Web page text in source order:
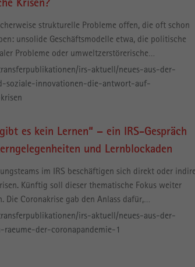
strukturelle Probleme offen, die oft schon
unsolide Geschäftsmodelle etwa, die politische
Probleme oder umweltzerstörerische…
irs-aktuell/neues-aus-der-
soziale-innovationen-die-antwort-auf-
es kein Lernen“ – ein IRS-Gespräch
und Lernblockaden
im IRS beschäftigen sich direkt oder
Künftig soll dieser thematische Fokus weiter
Die Coronakrise gab den Anlass dafür,…
irs-aktuell/neues-aus-der-
raeume-der-coronapandemie-1